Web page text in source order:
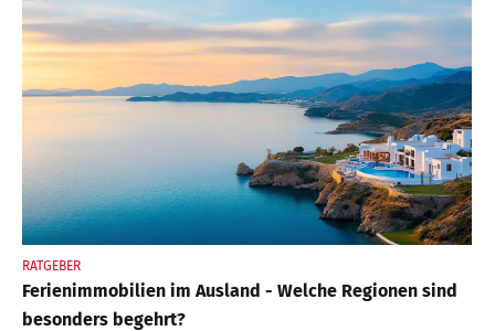
Investment ordentliche Renditen. Was ist dran an dieser
Anlageform?
RATGEBER
Ferienimmobilien im Ausland - Welche Regionen sind
besonders begehrt?